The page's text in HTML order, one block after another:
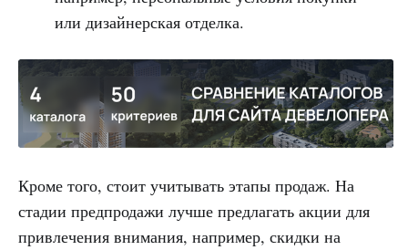
или дизайнерская отделка.
Кроме того, стоит учитывать этапы продаж. На
стадии предпродажи лучше предлагать акции для
привлечения внимания, например, скидки на